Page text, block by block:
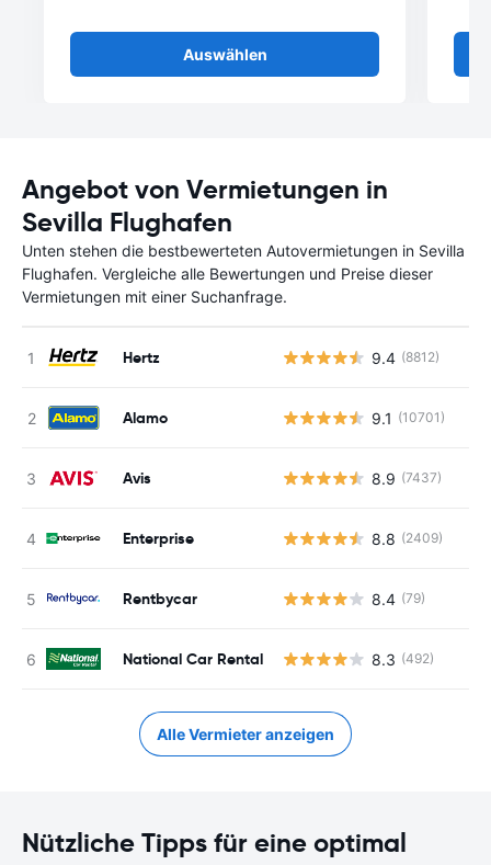
Auswählen
Angebot von Vermietungen in
Sevilla Flughafen
Unten stehen die bestbewerteten Autovermietungen in Sevilla
Flughafen. Vergleiche alle Bewertungen und Preise dieser
Vermietungen mit einer Suchanfrage.
Hertz 9.4 (8812)
Alamo 9.1 (10701)
Avis 8.9 (7437)
Enterprise 8.8 (2409)
Rentbycar 8.4 (79)
National Car Rental 8.3 (492)
Alle Vermieter anzeigen
Nützliche Tipps für eine optimal